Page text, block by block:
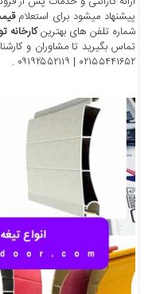
پیشنهاد میشود برای استعلام
شماره تلفن های بهترینکارخانه
تماس بگیرید تا مشاوران و
۰۲۱۵۵۴۴۱۶۵۲ | ۰۹۱۹۲۵۵۲۱۱۹ .